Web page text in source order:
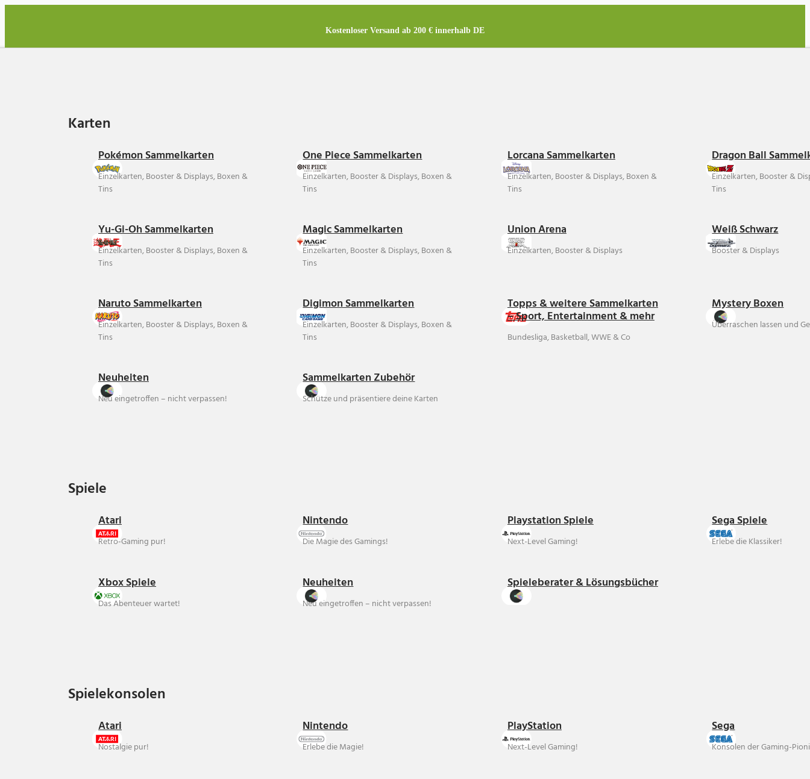
Kostenloser Versand ab 200 € innerhalb DE
Karten
Pokémon Sammelkarten
Einzelkarten, Booster & Displays, Boxen &
Tins
One Piece Sammelkarten
Einzelkarten, Booster & Displays, Boxen &
Tins
Lorcana Sammelkarten
Einzelkarten, Booster & Displays, Boxen &
Tins
Dragon Ball
Einzelkarten, Booster &
Tins
Yu-Gi-Oh Sammelkarten
Einzelkarten, Booster & Displays, Boxen &
Tins
Magic Sammelkarten
Einzelkarten, Booster & Displays, Boxen &
Tins
Union Arena
Einzelkarten, Booster & Displays
Weiß Schwarz
Booster & Displays
Naruto Sammelkarten
Einzelkarten, Booster & Displays, Boxen &
Tins
Digimon Sammelkarten
Einzelkarten, Booster & Displays, Boxen &
Tins
Topps & weitere Sammelkarten
– Sport, Entertainment & mehr
Bundesliga, Basketball, WWE & Co
Mystery Boxen
Überraschen lassen und
Neuheiten
Neu eingetroffen – nicht verpassen!
Sammelkarten Zubehör
Schütze und präsentiere deine Karten
Spiele
Atari
Retro-Gaming pur!
Nintendo
Die Magie des Gamings!
Playstation Spiele
Next-Level Gaming!
Sega Spiele
Erlebe die Klassiker!
Xbox Spiele
Das Abenteuer wartet!
Neuheiten
Neu eingetroffen – nicht verpassen!
Spieleberater & Lösungsbücher
Spielekonsolen
Atari
Nostalgie pur!
Nintendo
Erlebe die Magie!
PlayStation
Next-Level Gaming!
Sega
Konsolen der Gaming-